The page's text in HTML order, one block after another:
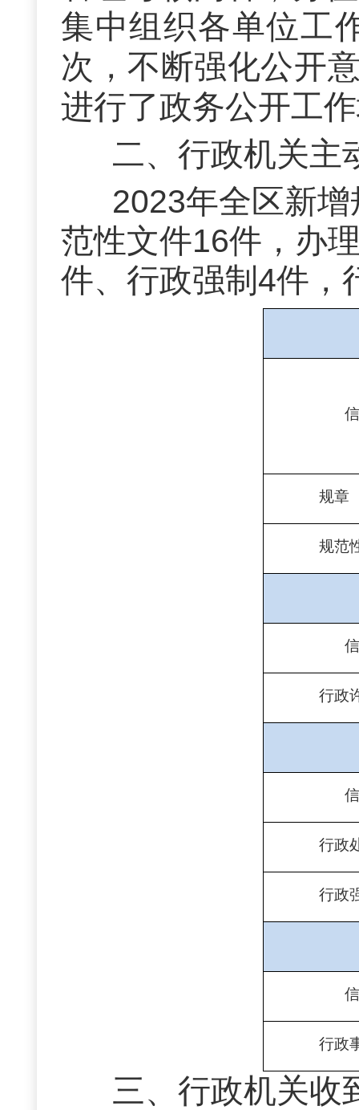
集中组织各单位工
次 ，不断强化公开
进行了政务公开工作
二、 行政机关主
2023年全区新
范性文件16件，办
件、行政强制4件，
规章
规范
行政
行政
行政
行政
三、 行政机关收